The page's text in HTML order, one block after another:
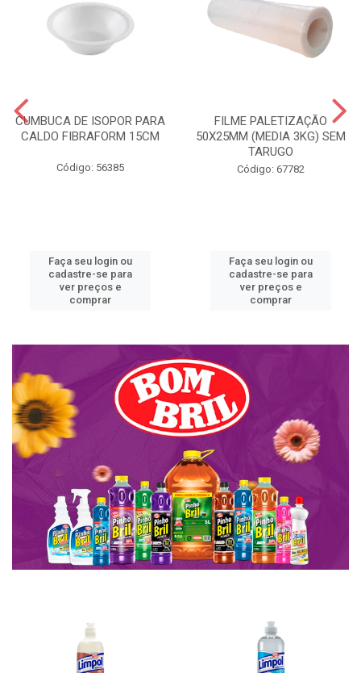
CUMBUCA DE ISOPOR PARA
CALDO FIBRAFORM 15CM
Código: 56385
Faça seu login ou
cadastre-se para
ver preços e
comprar
FILME PALETIZAÇÃO
50X25MM (MEDIA 3KG) SEM
TARUGO
Código: 67782
Faça seu login ou
cadastre-se para
ver preços e
comprar